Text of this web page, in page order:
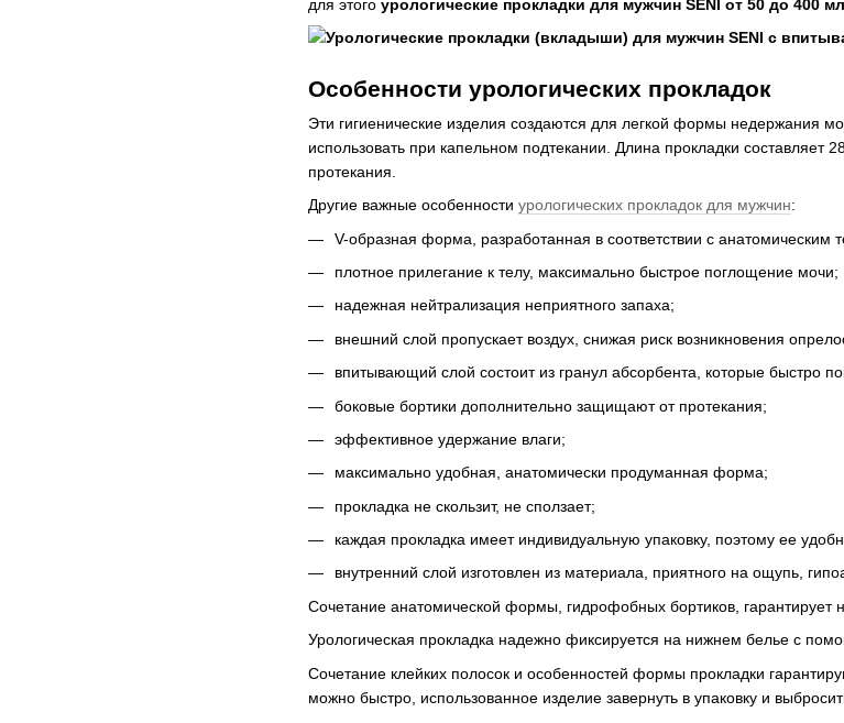
для этого урологические прокладки для мужчин SENI от 50 до 400
Особенности урологических прокладок
Эти гигиенические изделия создаются для легкой формы недержания
использовать при капельном подтекании. Длина прокладки
протекания.
Другие важные особенности урологических прокладок для мужчин:
V-образная форма, разработанная в соответствии с анатомическим
плотное прилегание к телу, максимально быстрое поглощение мочи;
надежная нейтрализация неприятного запаха;
внешний слой пропускает воздух, снижая риск возникновения
впитывающий слой состоит из гранул абсорбента, которые быстро
боковые бортики дополнительно защищают от протекания;
эффективное удержание влаги;
максимально удобная, анатомически продуманная форма;
прокладка не скользит, не сползает;
каждая прокладка имеет индивидуальную упаковку, поэтому ее
внутренний слой изготовлен из материала, приятного на ощупь,
Сочетание анатомической формы, гидрофобных бортиков, гарантирует
Урологическая прокладка надежно фиксируется на нижнем белье с
Сочетание клейких полосок и особенностей формы прокладки
можно быстро, использованное изделие завернуть в упаковку и